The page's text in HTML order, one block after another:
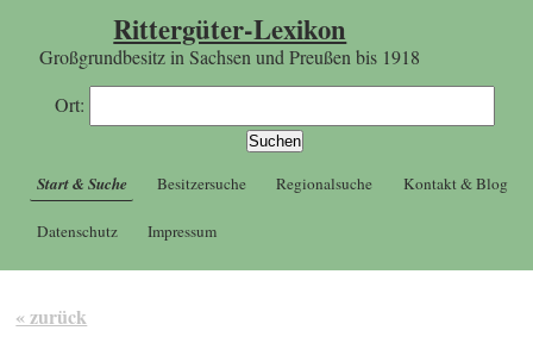
Rittergüter-Lexikon
Großgrundbesitz in Sachsen und Preußen bis 1918
Ort:
Start & Suche Besitzersuche Regionalsuche Kontakt & Blog
Datenschutz Impressum
« zurück